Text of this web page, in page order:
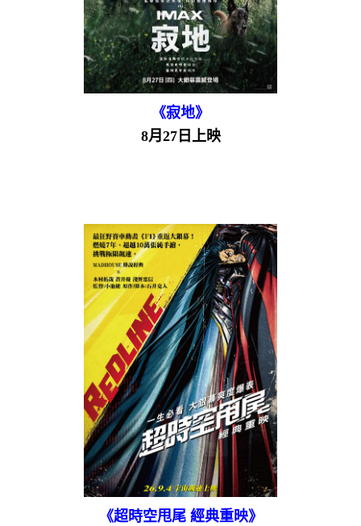
《寂地》
8月27日上映
《超時空甩尾 經典重映》